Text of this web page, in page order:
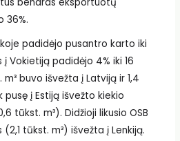
36%.
padidėjo pusantro karto iki
Vokietiją padidėjo 4% iki 16
buvo išvežta į Latviją ir 1,4
pusę į Estiją išvežto kiekio
tūkst. m³). Didžioji likusio OSB
tūkst. m³) išvežta į Lenkiją.